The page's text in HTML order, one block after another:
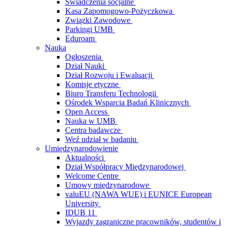
Świadczenia socjalne
Kasa Zapomogowo-Pożyczkowa
Związki Zawodowe
Parkingi UMB
Eduroam
Nauka
Ogłoszenia
Dział Nauki
Dział Rozwoju i Ewaluacji
Komisje etyczne
Biuro Transferu Technologii
Ośrodek Wsparcia Badań Klinicznych
Open Access
Nauka w UMB
Centra badawcze
Weź udział w badaniu
Umiędzynarodowienie
Aktualności
Dział Współpracy Międzynarodowej
Welcome Centre
Umowy międzynarodowe
valuEU (NAWA WUE) i EUNICE European
University
IDUB 11
Wyjazdy zagraniczne pracowników, studentów i